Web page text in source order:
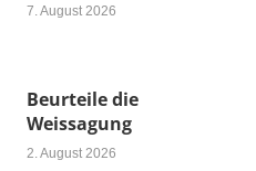
7. August 2026
Beurteile die
Weissagung
2. August 2026